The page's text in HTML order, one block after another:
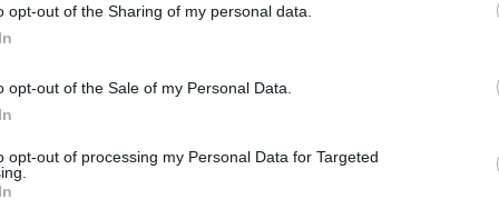
opt-out of the Sharing of my personal data.
opt-out of the Sale of my Personal Data.
opt-out of processing my Personal Data for Targeted
την Ομογένεια είναι αυτοί οι οποίοι
αυτό που του λένε εκείνοι
είναι δυνατόν ποτέ να παραχωρήσει, να
μέσο ενημέρωσης
για να εισπράξει το αντίτιμο πάλι από